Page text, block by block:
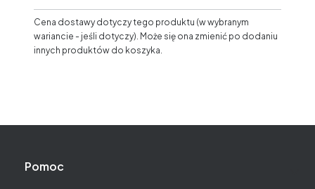
Cena dostawy dotyczy tego produktu (w wybranym
wariancie - jeśli dotyczy). Może się ona zmienić po dodaniu
innych produktów do koszyka.
Linki w stopce
Pomoc